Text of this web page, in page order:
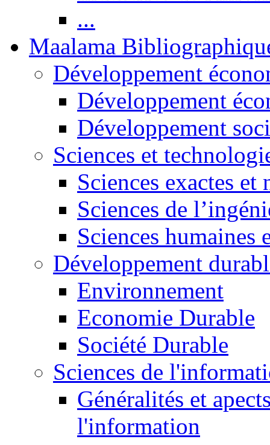
...
Maalama
Développement
Développement
Développement
Sciences et
Sciences exactes et
Sciences de
Sciences humaines
Développement
Environnement
Economie Durable
Société Durable
Sciences de
Généralités et
l'information